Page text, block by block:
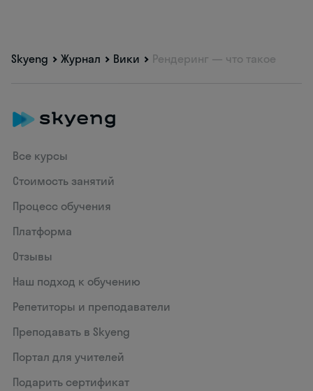
Skyeng Журнал Вики Рендеринг — что такое
Все курсы
Стоимость занятий
Процесс обучения
Платформа
Отзывы
Наш подход к обучению
Репетиторы и преподаватели
Преподавать в Skyeng
Портал для учителей
Подарить сертификат